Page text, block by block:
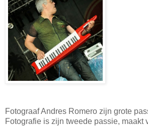
Fotograaf Andres Romero zijn grote
Fotografie is zijn tweede passie, maakt